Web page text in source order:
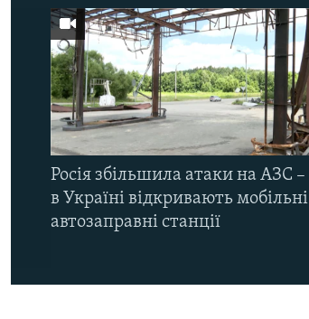
Росія збільшила атаки на АЗС –
в Україні відкривають мобільні
автозаправні станції